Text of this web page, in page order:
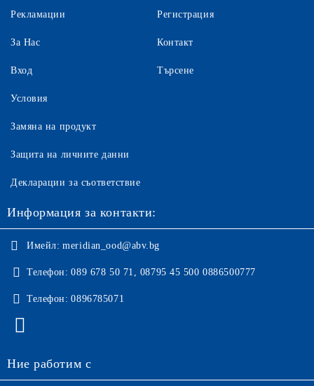
Рекламации
За Нас
Вход
Регистрация
Контакт
Търсене
Условия
Замяна на продукт
Защита на личните данни
Декларации за съответствие
Информация за контакти:
Имейл: meridian_ood@abv.bg
Телефон: 089 678 50 71, 08795 45 500 0886500777
Телефон: 0896785071
Ние работим с